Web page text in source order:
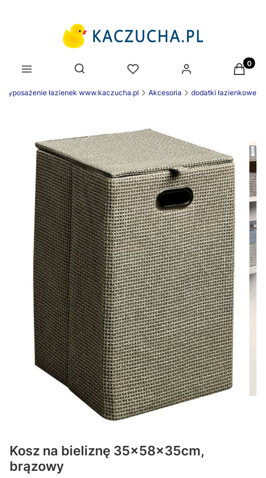
Otwórz wyszukiwarkę
wyposażenie łazienek www.kaczucha.pl Akcesoria dodatki łazienkowe
Kosz na bieliznę 35x58x35cm,
brązowy